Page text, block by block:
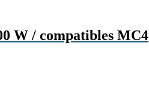
W / compatibles MC4